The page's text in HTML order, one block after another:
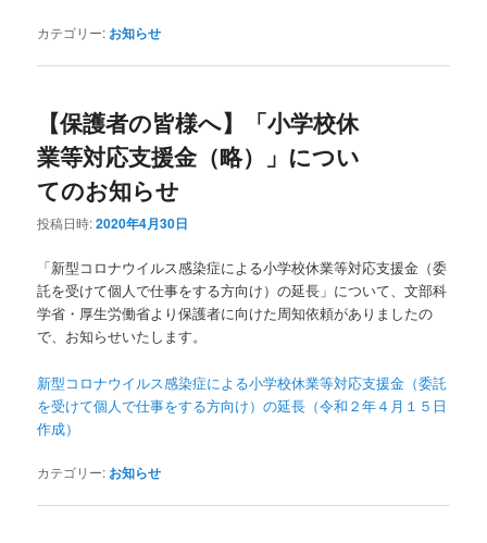
カテゴリー: お知らせ
【保護者の皆様へ】「小学校休
業等対応支援金（略）」につい
てのお知らせ
投稿日時:2020年4月30日
「新型コロナウイルス感染症による小学校休業等対応支援金（委
託を受けて個人で仕事をする方向け）の延長」について、文部科
学省・厚生労働省より保護者に向けた周知依頼がありましたの
で、お知らせいたします。
新型コロナウイルス感染症による小学校休業等対応支援金（委託
を受けて個人で仕事をする方向け）の延長（令和２年４月１５日
作成）
カテゴリー: お知らせ